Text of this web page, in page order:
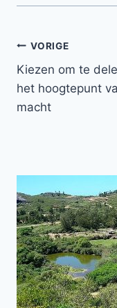
Bericht
navigatie
VORIGE
Kiezen om te
het hoogtepunt
macht